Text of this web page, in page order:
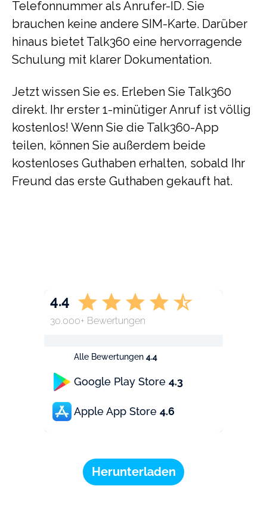
Telefonnummer als Anrufer-ID. Sie
brauchen keine andere SIM-Karte. Darüber
hinaus bietet Talk360 eine hervorragende
Schulung mit klarer Dokumentation.
Jetzt wissen Sie es. Erleben Sie Talk360
direkt. Ihr erster 1-minütiger Anruf ist völlig
kostenlos! Wenn Sie die Talk360-App
teilen, können Sie außerdem beide
kostenloses Guthaben erhalten, sobald Ihr
Freund das erste Guthaben gekauft hat.
Alle Bewertungen 4.4
Google Play Store 4.3
Apple App Store 4.6
4.4
30.000+ Bewertungen
Herunterladen